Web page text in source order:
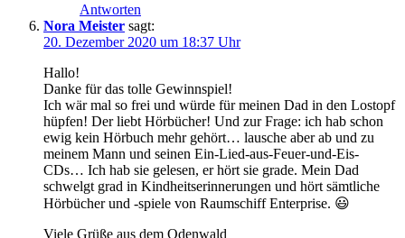
Antworten
Nora Meister sagt:
20. Dezember 2020 um 18:37 Uhr
Hallo!
Danke für das tolle Gewinnspiel!
Ich wär mal so frei und würde für meinen Dad in den Lostopf
hüpfen! Der liebt Hörbücher! Und zur Frage: ich hab schon
ewig kein Hörbuch mehr gehört… lausche aber ab und zu
meinem Mann und seinen Ein-Lied-aus-Feuer-und-Eis-
CDs… Ich hab sie gelesen, er hört sie grade. Mein Dad
schwelgt grad in Kindheitserinnerungen und hört sämtliche
Hörbücher und -spiele von Raumschiff Enterprise. 😃
Viele Grüße aus dem Odenwald